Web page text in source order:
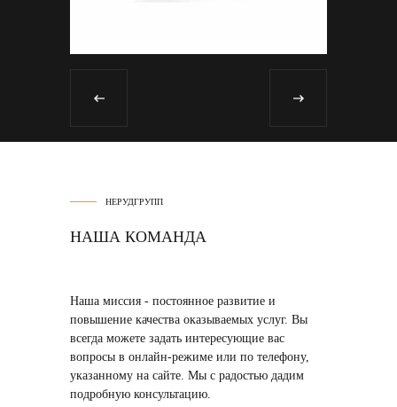
НЕРУДГРУПП
НАША КОМАНДА
Наша миссия - постоянное развитие и
повышение качества оказываемых услуг. Вы
всегда можете задать интересующие вас
вопросы в онлайн-режиме или по телефону,
указанному на сайте. Мы с радостью дадим
подробную консультацию.